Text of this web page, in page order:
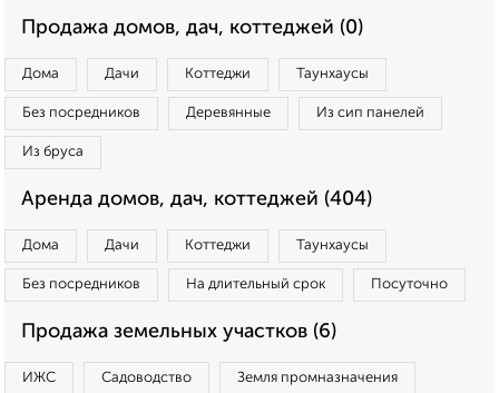
Продажа домов, дач, коттеджей (0)
Дома Дачи Коттеджи Таунхаусы
Без посредников Деревянные Из сип панелей
Из бруса
Аренда домов, дач, коттеджей (404)
Дома Дачи Коттеджи Таунхаусы
Без посредников На длительный срок Посуточно
Продажа земельных участков (6)
ИЖС Садоводство Земля промназначения